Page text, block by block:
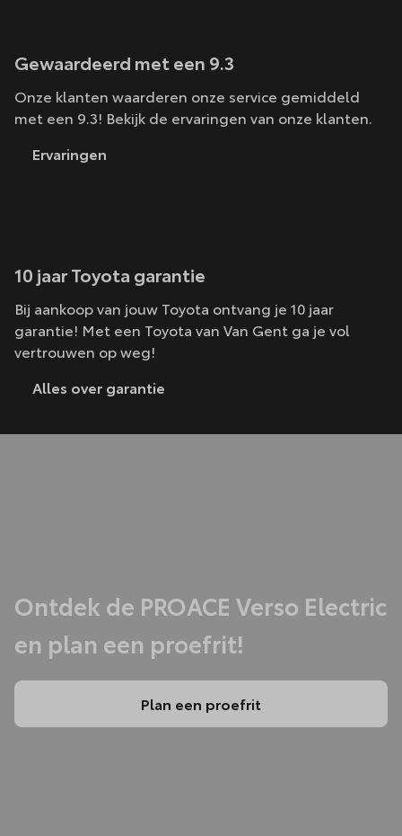
Gewaardeerd met een 9.3
Onze klanten waarderen onze service gemiddeld
met een 9.3! Bekijk de ervaringen van onze klanten.
Ervaringen
10 jaar Toyota garantie
Bij aankoop van jouw Toyota ontvang je 10 jaar
garantie! Met een Toyota van Van Gent ga je vol
vertrouwen op weg!
Alles over garantie
Ontdek de PROACE Verso Electric
en plan een proefrit!
Plan een proefrit